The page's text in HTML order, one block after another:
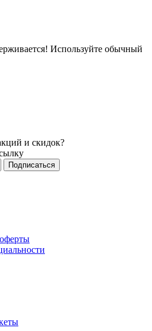
Используйте обычный
и скидок?
Подписаться